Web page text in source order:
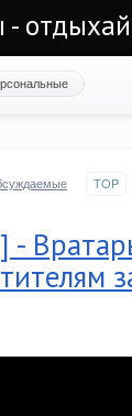
TOP
-